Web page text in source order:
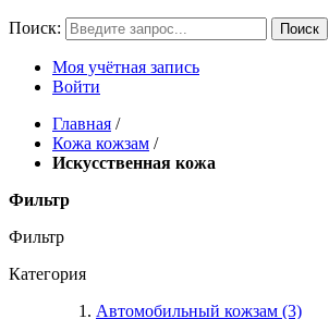
Поиск: Поиск
Моя учётная запись
Войти
Главная /
Кожа кожзам /
Искусственная кожа
Фильтр
Фильтр
Категория
Автомобильный кожзам (3)